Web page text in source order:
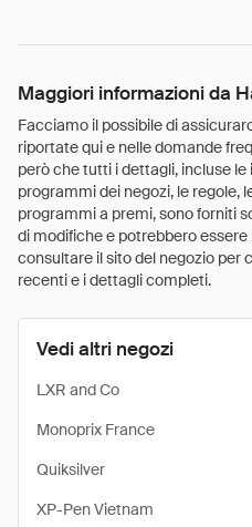
Maggiori informazioni da
Facciamo il possibile di
riportate qui e nelle domande
però che tutti i dettagli, incluse
programmi dei negozi, le regole,
programmi a premi, sono forniti
di modifiche e potrebbero
consultare il sito del negozio per
recenti e i dettagli completi.
Vedi altri negozi
LXR and Co
Monoprix France
Quiksilver
XP-Pen Vietnam